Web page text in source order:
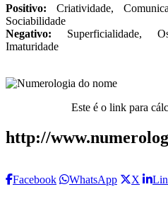
Positivo: Criatividade,
Sociabilidade
Negativo: Superficialidade,
Imaturidade
Este é o link para
http://
Facebook WhatsApp X